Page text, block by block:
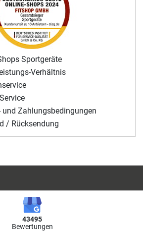
Sportgeräte
Verhältnis
und Zahlungsbedingungen
/ Rücksendung
43495
Bewertungen